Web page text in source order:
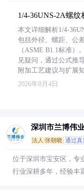
1/4-36UNS-2A螺纹
本文详细解析1/4-
包括外径、螺距、公
（ASME B1.1标准）
见疑问，通过公式推
附加工艺建议与扩展知
2026年8月4日
深圳市兰博伟
法人:张朝晓 通过真
位于深圳市宝安区，专
行业深耕多年，经验丰